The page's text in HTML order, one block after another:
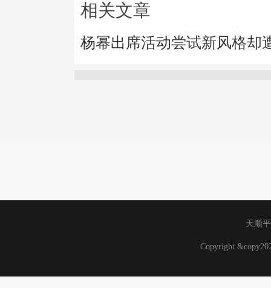
相关文章
杨幂出席活动尝试新风格却
天顺
Copyright